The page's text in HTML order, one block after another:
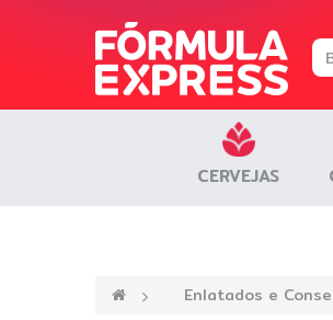
CERVEJAS
—› Enlatados e
CERVEJAS